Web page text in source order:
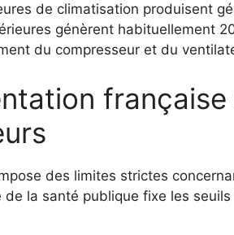
de climatisation produisent
génèrent habituellement
du compresseur et du
des limites strictes
de la santé publique fixe les